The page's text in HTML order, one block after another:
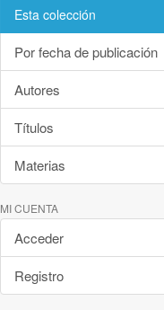
Esta colección
Por fecha de publicación
Autores
Títulos
Materias
MI CUENTA
Acceder
Registro